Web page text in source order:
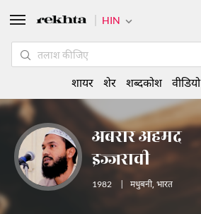
अबरार अहमद
इज्जरावी
1982 मधुबनी, भारत
HIN
शायर शेर शब्दकोश वीडियो